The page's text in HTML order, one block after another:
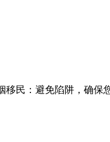
移民：避免陷阱，确保